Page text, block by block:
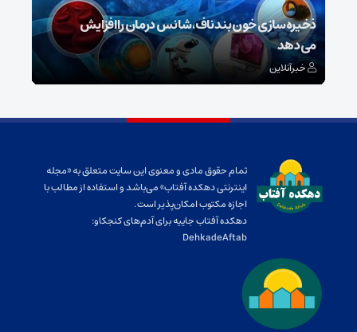
ذخیره‌سازی خون بند ناف، شانس درمان را افزایش
می‌دهد
خبرآنلاین
تمام حقوق مادی و معنوی این سایت متعلق به «مجله
اینترنتی دهکده آفتاب» می‌باشد و استفاده از مطالب با
اجازه مکتوب امکان‌پذیر است.
دهکده آفتاب جاییه برای آدم‌های کنجکاو:
DehkadeAftab